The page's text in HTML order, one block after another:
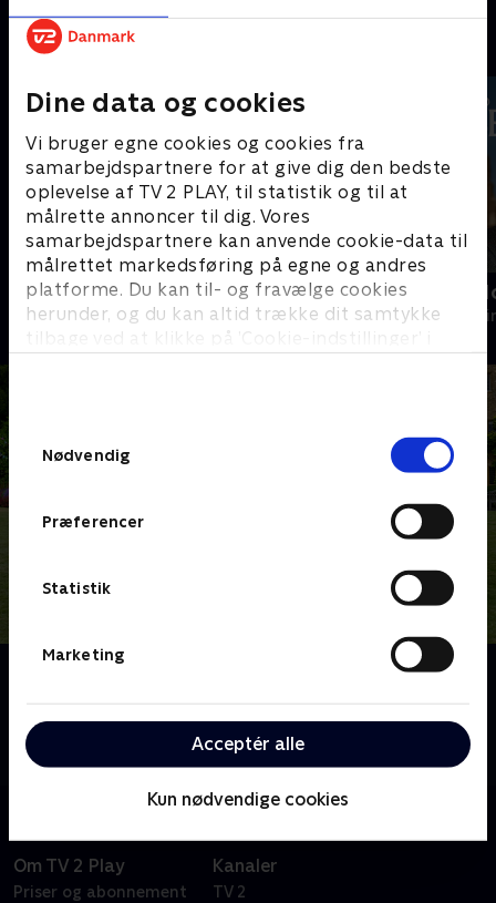
Dine data og cookies
Vi bruger egne cookies og cookies fra
samarbejdspartnere for at give dig den bedste
oplevelse af TV 2 PLAY, til statistik og til at
målrette annoncer til dig. Vores
samarbejdspartnere kan anvende cookie-data til
målrettet markedsføring på egne og andres
platforme. Du kan til- og fravælge cookies
herunder, og du kan altid trække dit samtykke
tilbage ved at klikke på ’Cookie-indstillinger’ i
Nødvendig
Præferencer
Statistik
Marketing
Acceptér alle
Kun nødvendige cookies
Andre så også
Mord på Mallorca
Krimi & Spænding • 2 sæsoner
Inspector
Krimi &
opklare forbrydelser. Med hjælp fra en broget flok
efterforsker han forbrydelser for at redde sjæle.
Om TV 2 Play
Priser og abonnement
Kanaler
TV 2